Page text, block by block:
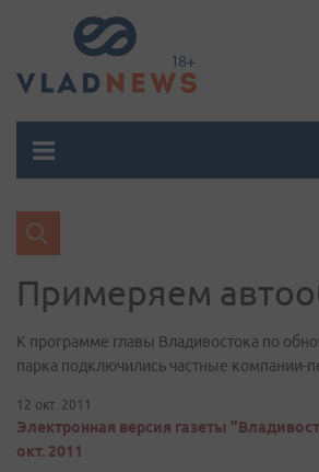
Примеряем
К программе главы Владивостока по
парка подключились частные компании-
12 окт. 2011
Электронная версия газеты
окт. 2011